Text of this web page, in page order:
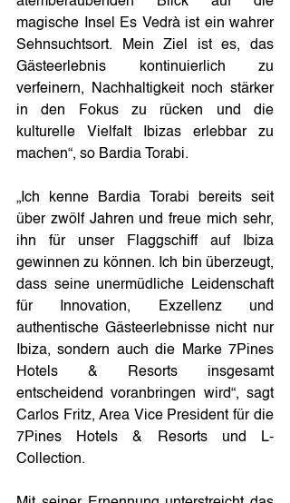
magische Insel Es Vedrà ist ein wahrer
Sehnsuchtsort. Mein Ziel ist es, das
Gästeerlebnis kontinuierlich zu
verfeinern, Nachhaltigkeit noch stärker
in den Fokus zu rücken und die
kulturelle Vielfalt Ibizas erlebbar zu
machen“, so Bardia Torabi.
„Ich kenne Bardia Torabi bereits seit
über zwölf Jahren und freue mich sehr,
ihn für unser Flaggschiff auf Ibiza
gewinnen zu können. Ich bin überzeugt,
dass seine unermüdliche Leidenschaft
für Innovation, Exzellenz und
authentische Gästeerlebnisse nicht nur
Ibiza, sondern auch die Marke 7Pines
Hotels & Resorts insgesamt
entscheidend voranbringen wird“, sagt
Carlos Fritz, Area Vice President für die
7Pines Hotels & Resorts und L-
Collection.